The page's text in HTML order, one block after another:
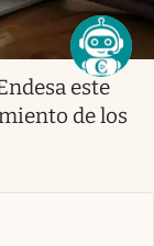
este
de los